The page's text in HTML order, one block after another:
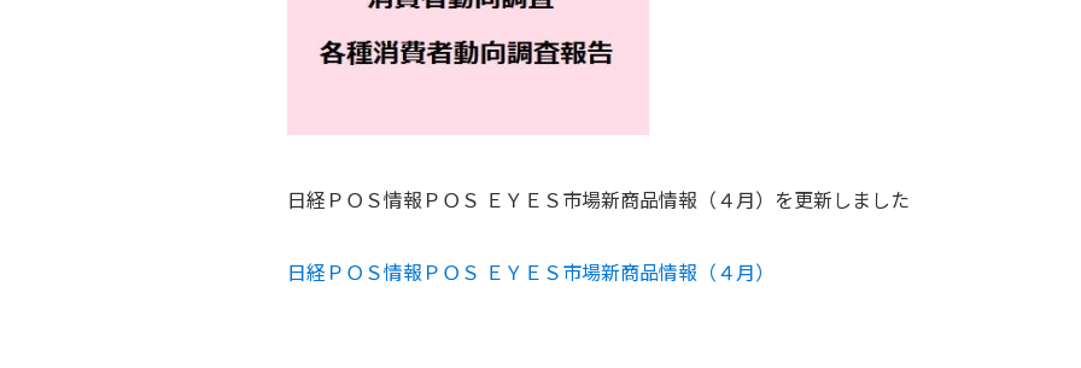
日経ＰＯＳ情報ＰＯＳ ＥＹＥＳ市場新商品情報（４月）を更新しました
日経ＰＯＳ情報ＰＯＳ ＥＹＥＳ市場新商品情報（４月）